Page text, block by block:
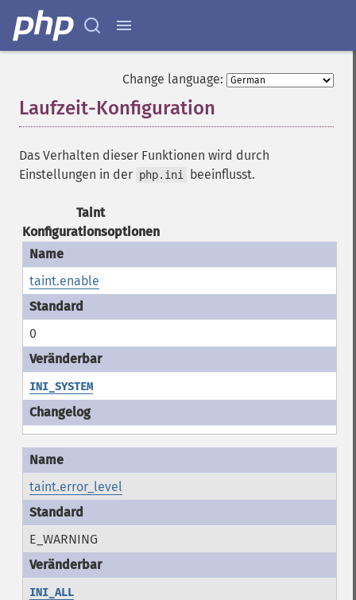
Change language:
Laufzeit-Konfiguration
Das Verhalten dieser Funktionen wird durch
Einstellungen in der php.ini beeinflusst.
Taint
Konfigurationsoptionen
taint.enable
0
INI_SYSTEM
taint.error_level
E_WARNING
INI_ALL